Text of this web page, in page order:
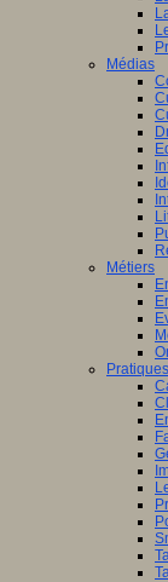
Médias
Métiers